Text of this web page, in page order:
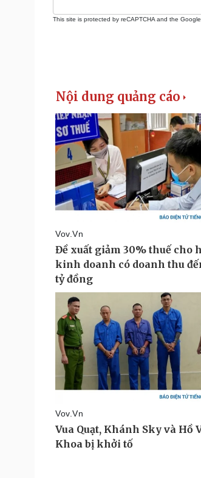
This site is protected by reCAPTCHA and the Google